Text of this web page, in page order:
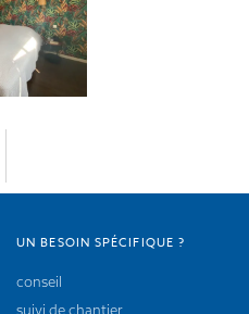
UN BESOIN SPÉCIFIQUE ?
conseil
suivi de chantier